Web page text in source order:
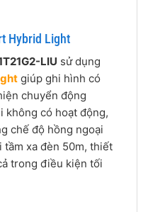
Hybrid Light
LIU sử dụng
giúp ghi hình có
chuyển động
không có hoạt động,
chế độ hồng ngoại
tầm xa đèn 50m, thiết
trong điều kiện tối